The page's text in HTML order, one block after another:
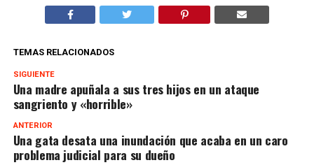
TEMAS RELACIONADOS
SIGUIENTE
Una madre apuñala a sus tres hijos en un ataque
sangriento y «horrible»
ANTERIOR
Una gata desata una inundación que acaba en un caro
problema judicial para su dueño